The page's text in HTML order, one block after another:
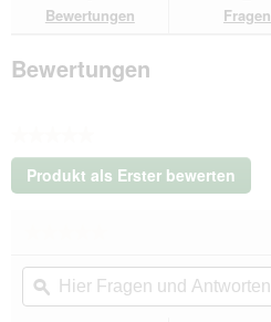
blau
Bewertungen Fragen
Bewertungen
Kein
Beurteilungswert
Produkt als Erster bewerten
.
wird
ein
Beurteilungswert
für
AniOne
Hier
Fragen
und
ϙ